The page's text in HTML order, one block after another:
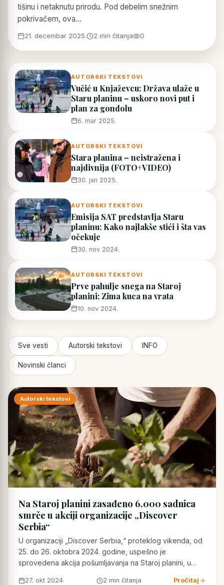
tišinu i netaknutu prirodu. Pod debelim snežnim
pokrivačem, ova…
21. decembar 2025. 2 min čitanja 0
AUTORSKI TEKSTOVI
Vučić u Knjaževcu: Država ulaže u
Staru planinu – uskoro novi put i
plan za gondolu
6. mar 2025.
AUTORSKI TEKSTOVI
Stara planina – neistražena i
najdivnija (FOTO+VIDEO)
30. jan 2025.
AUTORSKI TEKSTOVI
Emisija SAT predstavlja Staru
planinu: Kako najlakše stići i šta vas
očekuje
30. nov 2024.
AUTORSKI TEKSTOVI
Prve pahulje snega na Staroj
planini: Zima kuca na vrata
10. nov 2024.
Sve vesti Autorski tekstovi INFO
Novinski članci
Autorski tekstovi
Na Staroj planini zasađeno 6.000 sadnica
smrče u akciji organizacije „Discover
Serbia“
U organizaciji „Discover Serbia,“ proteklog vikenda, od
25. do 26. oktobra 2024. godine, uspešno je
sprovedena akcija pošumljavanja na Staroj planini, u…
27. okt 2024. 2 min čitanja Pročitaj